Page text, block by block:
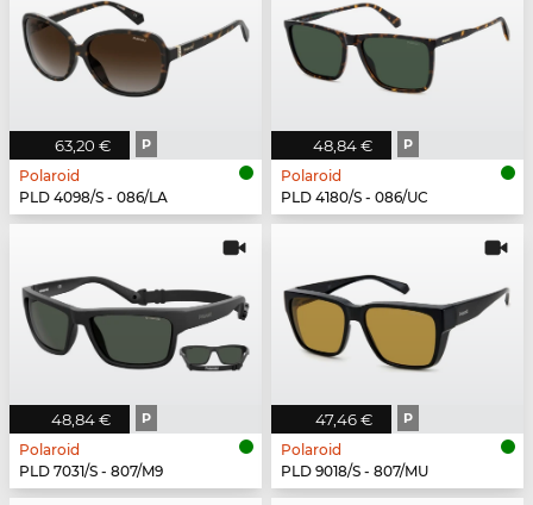
63,20 € P
Polaroid
PLD 4098/S - 086/LA
48,84 € P
Polaroid
PLD 4180/S - 086/UC
48,84 € P
Polaroid
PLD 7031/S - 807/M9
47,46 € P
Polaroid
PLD 9018/S - 807/MU